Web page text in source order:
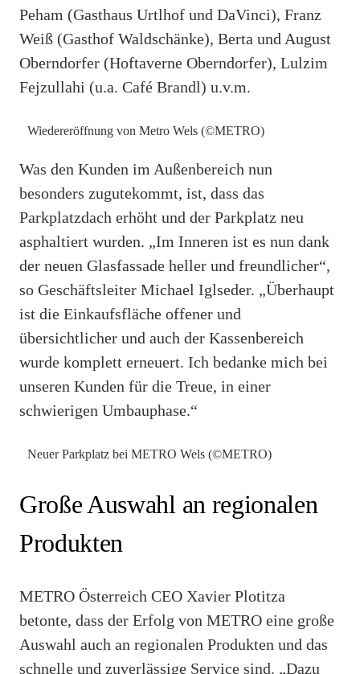
Peham (Gasthaus Urtlhof und DaVinci), Franz
Weiß (Gasthof Waldschänke), Berta und August
Oberndorfer (Hoftaverne Oberndorfer), Lulzim
Fejzullahi (u.a. Café Brandl) u.v.m.
Wiedereröffnung von Metro Wels (©METRO)
Was den Kunden im Außenbereich nun
besonders zugutekommt, ist, dass das
Parkplatzdach erhöht und der Parkplatz neu
asphaltiert wurden. „Im Inneren ist es nun dank
der neuen Glasfassade heller und freundlicher“,
so Geschäftsleiter Michael Iglseder. „Überhaupt
ist die Einkaufsfläche offener und
übersichtlicher und auch der Kassenbereich
wurde komplett erneuert. Ich bedanke mich bei
unseren Kunden für die Treue, in einer
schwierigen Umbauphase.“
Neuer Parkplatz bei METRO Wels (©METRO)
Große Auswahl an regionalen
Produkten
METRO Österreich CEO Xavier Plotitza
betonte, dass der Erfolg von METRO eine große
Auswahl auch an regionalen Produkten und das
schnelle und zuverlässige Service sind. „Dazu